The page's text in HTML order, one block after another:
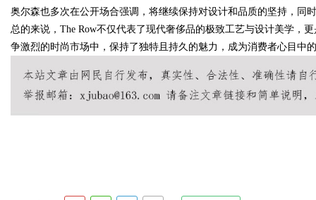
Bo
奥尔森也多次在公开场合强调，将继续保持对设计和品质的坚持，同
总的来说，The Row不仅代表了现代奢侈品的极致工艺与设计美学
争激烈的时尚市场中，保持了独特且持久的魅力，成为消费者心目中